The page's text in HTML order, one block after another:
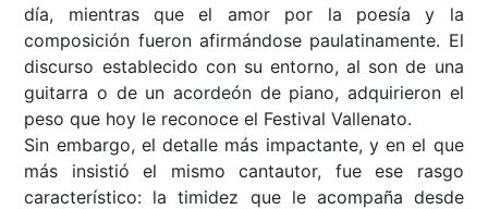
día, mientras que el amor por la poesía y la
composición fueron afirmándose paulatinamente. El
discurso establecido con su entorno, al son de una
guitarra o de un acordeón de piano, adquirieron el
peso que hoy le reconoce el Festival Vallenato.
Sin embargo, el detalle más impactante, y en el que
más insistió el mismo cantautor, fue ese rasgo
característico: la timidez que le acompaña desde